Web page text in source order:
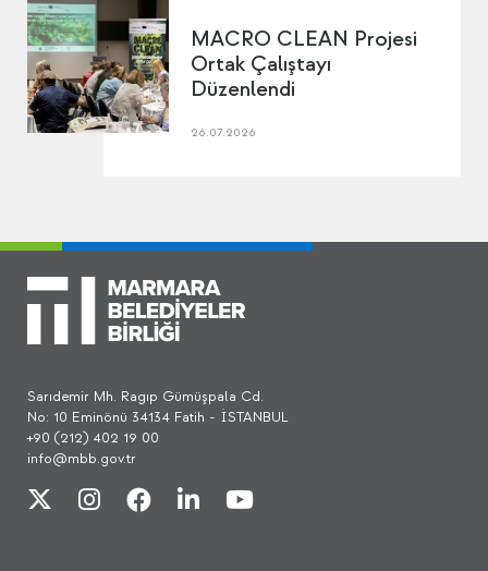
MACRO CLEAN Projesi
Ortak Çalıştayı
Düzenlendi
26.07.2026
Sarıdemir Mh. Ragıp Gümüşpala Cd.
No: 10 Eminönü 34134 Fatih - İSTANBUL
+90 (212) 402 19 00
info@mbb.gov.tr